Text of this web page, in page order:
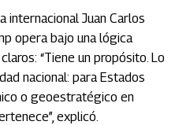
internacional Juan Carlos
opera bajo una lógica
“Tiene un propósito. Lo
nacional: para Estados
o geoestratégico en
explicó.